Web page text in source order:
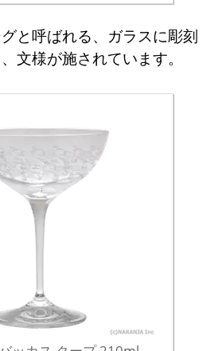
と呼ばれる、ガラスに彫刻
文様が施されています。